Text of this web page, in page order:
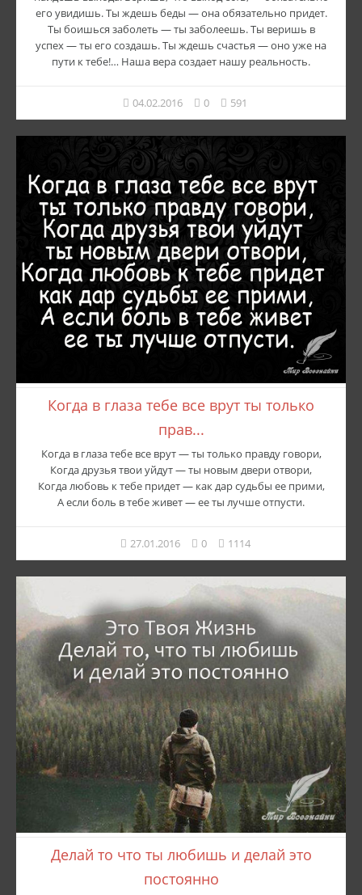
его увидишь. Ты ждешь беды — она обязательно придет.
Ты боишься заболеть — ты заболеешь. Ты веришь в
успех — ты его создашь. Ты ждешь счастья — оно уже на
пути к тебе!… Наша вера создает нашу реальность.
04.02.2016 0 591
Когда в глаза тебе все врут ты только
прав...
Когда в глаза тебе все врут — ты только правду говори,
Когда друзья твои уйдут — ты новым двери отвори,
Когда любовь к тебе придет — как дар судьбы ее прими,
А если боль в тебе живет — ее ты лучше отпусти.
27.01.2016 0 1114
Делай то что ты любишь и делай это
постоянно